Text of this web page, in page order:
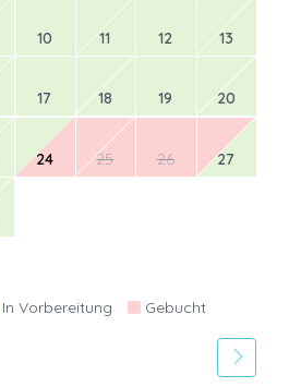
10 11 12 13
17 18 19 20
24 25 26 27
In Vorbereitung Gebucht